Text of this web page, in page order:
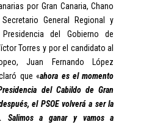
por Gran Canaria, Chano
General Regional y
del Gobierno de
Torres y por el candidato al
Juan Fernando López
que «ahora es el momento
del Cabildo de Gran
el PSOE volverá a ser la
Salimos a ganar y vamos a